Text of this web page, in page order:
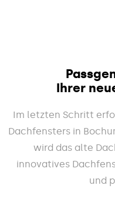
Ihrer
Im letzten Schritt
Dachfensters in
wird das alte
innovatives
und